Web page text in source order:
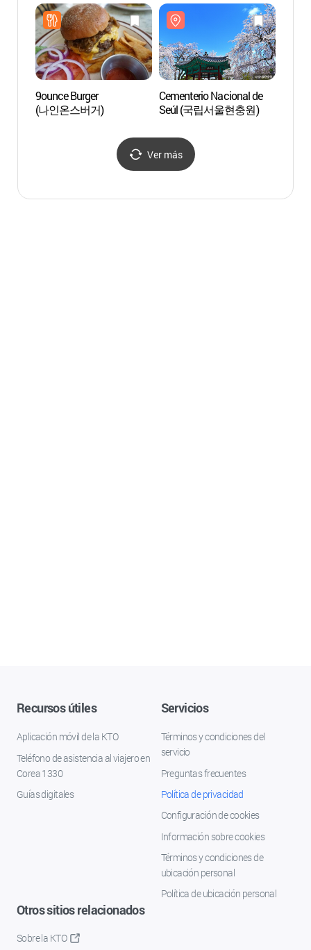
9ounce Burger
(나인온스버거)
Cementerio Nacional de
Seúl (국립서울현충원)
Ver más
Recursos útiles
Aplicación móvil de la KTO
Teléfono de asistencia al viajero en
Corea 1330
Guías digitales
Servicios
Términos y condiciones del
servicio
Preguntas frecuentes
Política de privacidad
Configuración de cookies
Información sobre cookies
Términos y condiciones de
ubicación personal
Política de ubicación personal
Otros sitios relacionados
Sobre la KTO